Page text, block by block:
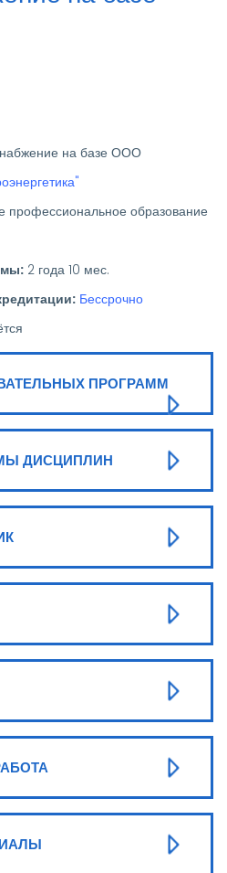
на базе ООО
профессиональное образование
2 года 10 мес.
Бессрочно
ПРОГРАММ
ДИСЦИПЛИН